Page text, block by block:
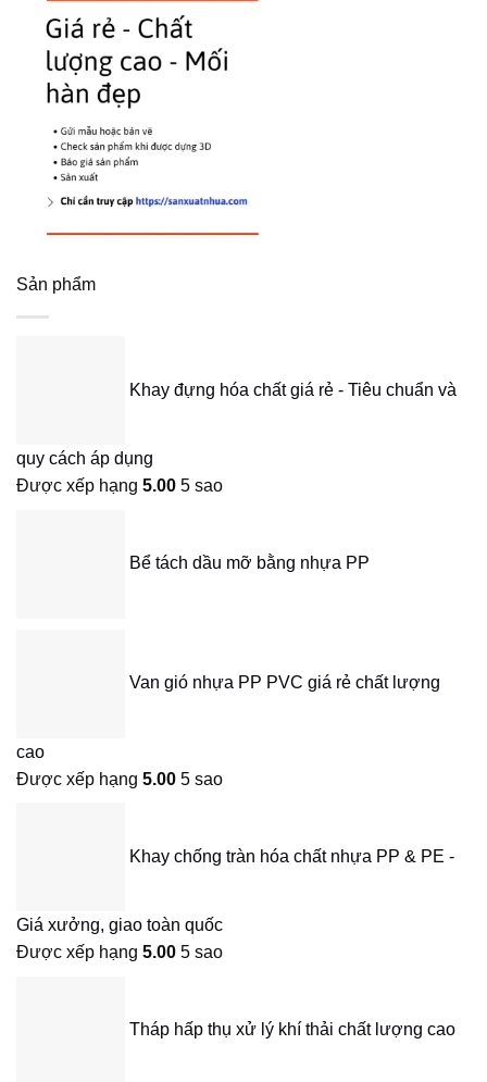
Sản phẩm
Khay đựng hóa chất giá rẻ - Tiêu chuẩn và
quy cách áp dụng
Được xếp hạng 5.00 5 sao
Bể tách dầu mỡ bằng nhựa PP
Van gió nhựa PP PVC giá rẻ chất lượng
cao
Được xếp hạng 5.00 5 sao
Khay chống tràn hóa chất nhựa PP & PE -
Giá xưởng, giao toàn quốc
Được xếp hạng 5.00 5 sao
Tháp hấp thụ xử lý khí thải chất lượng cao